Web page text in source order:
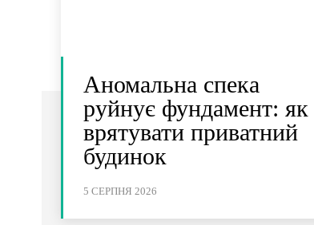
Аномальна спека
руйнує фундамент: як
врятувати приватний
будинок
5 СЕРПНЯ 2026